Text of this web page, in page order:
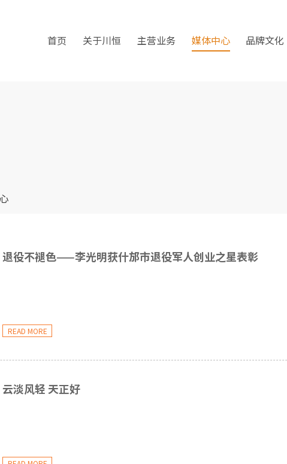
首页 关于川恒 主营业务 媒体中心 品牌文化
退役不褪色——李光明获什邡市退役军人创业之星表彰
READ MORE
云淡风轻 天正好